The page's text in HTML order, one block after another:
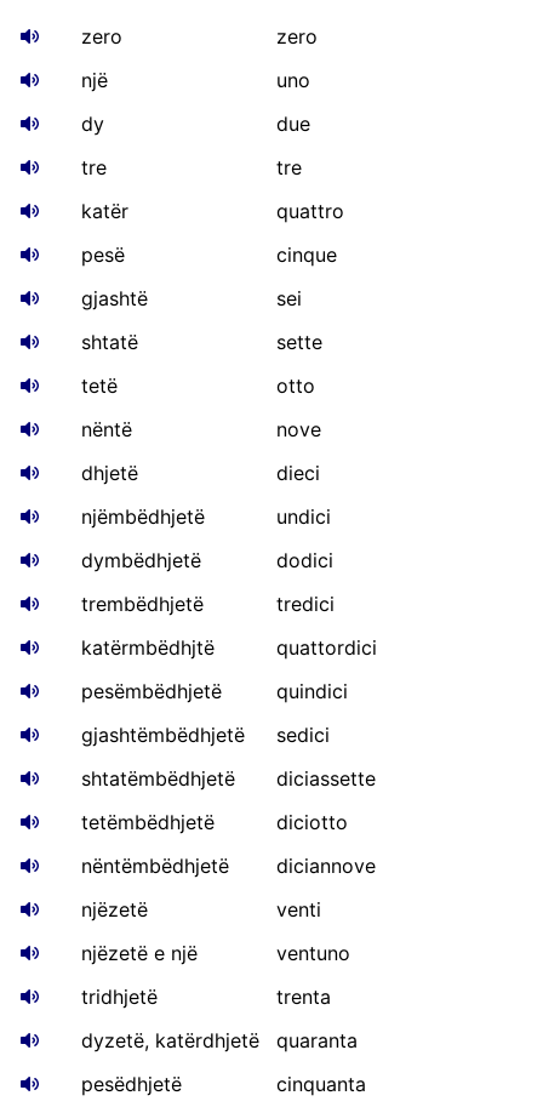
zero
zero
një
uno
dy
due
tre
tre
katër
quattro
pesë
cinque
gjashtë
sei
shtatë
sette
tetë
otto
nëntë
nove
dhjetë
dieci
njëmbëdhjetë
undici
dymbëdhjetë
dodici
trembëdhjetë
tredici
katërmbëdhjtë
quattordici
pesëmbëdhjetë
quindici
gjashtëmbëdhjetë
sedici
shtatëmbëdhjetë
diciassette
tetëmbëdhjetë
diciotto
nëntëmbëdhjetë
diciannove
njëzetë
venti
njëzetë e një
ventuno
tridhjetë
trenta
dyzetë, katërdhjetë
quaranta
pesëdhjetë
cinquanta